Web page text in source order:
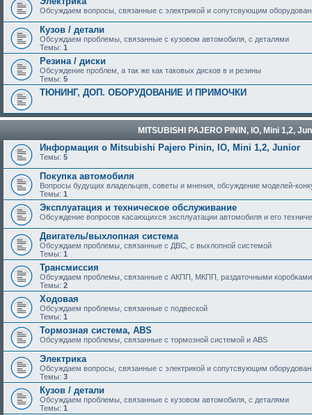
Обсуждаем вопросы, связанные с электрикой и сопутсвующим
Кузов / детали
Обсуждаем проблемы, связанные с кузовом автомобиля, с деталями
Темы: 1
Резина / диски
Обсуждение проблем, а так же как таковых дисков в и резины
Темы: 5
ТЮНИНГ, ДОП. ОБОРУДОВАНИЕ И ПРИМОЧКИ
MITSUBISHI PAJERO PININ, IO, Mini 1,2,
Информация о Mitsubishi Pajero Pinin, IO, Mini 1,2, Junior
Темы: 5
Покупка автомобиля
Вопросы будущих владельцев, советы и мнения, обсуждение моделей-
Темы: 1
Эксплуатация и техническое обслуживание
Обсуждение вопросов касающихся эксплуатации автомобиля и его
Двигатель/выхлопная система
Обсуждаем проблемы, связанные с ДВС, с выхлопной системой
Темы: 1
Трансмиссия
Обсуждаем проблемы, связанные с АКПП, МКПП, раздаточными
Темы: 2
Ходовая
Обсуждаем проблемы, связанные с подвеской
Темы: 1
Тормозная система, ABS
Обсуждаем проблемы, связанные с тормозной системой и ABS
Электрика
Обсуждаем вопросы, связанные с электрикой и сопутсвующим
Темы: 3
Кузов / детали
Обсуждаем проблемы, связанные с кузовом автомобиля, с деталями
Темы: 1